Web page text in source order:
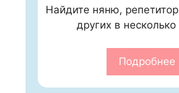
Найдите няню,
других в несколько
Подробнее